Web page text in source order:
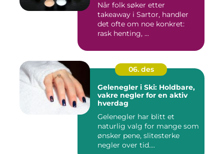
Når folk søker etter
takeaway i Sartor, handler
det ofte om noe konkret:
rask henting, ...
06. des
Gelenegler i Ski: Holdbare,
vakre negler for en aktiv
hverdag
Gelenegler har blitt et
naturlig valg for mange som
ønsker pene, slitesterke
negler over tid....